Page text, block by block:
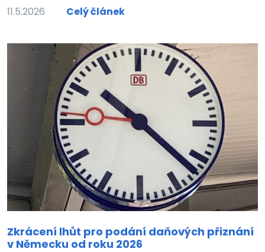
11.5.2026 Celý článek
Zkrácení lhůt pro podání daňových přiznání
v Německu od roku 2026